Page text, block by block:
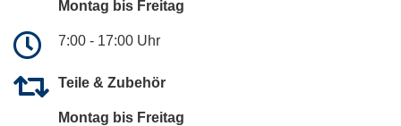
Montag bis Freitag
7:00 - 17:00 Uhr
Teile & Zubehör
Montag bis Freitag